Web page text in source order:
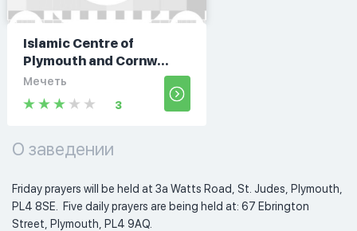
Islamic Centre of
Plymouth and Cornw...
Мечеть
3
О заведении
Friday prayers will be held at 3a Watts Road, St. Judes, Plymouth,
PL4 8SE.  Five daily prayers are being held at: 67 Ebrington
Street, Plymouth, PL4 9AQ.